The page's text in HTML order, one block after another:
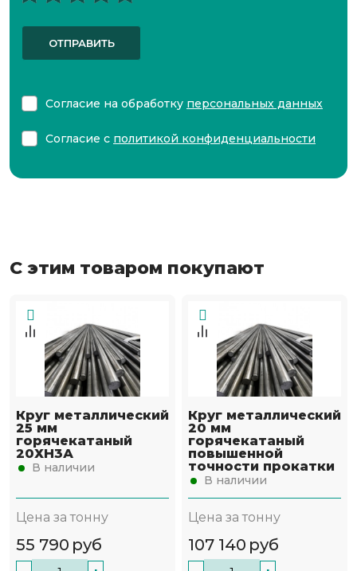
ОТПРАВИТЬ
Согласие на обработку персональных данных
Согласие с политикой конфиденциальности
С этим товаром покупают
Круг металлический
25 мм
горячекатаный
20ХН3А
В наличии
Цена за тонну
55 790 руб
Круг металлический
20 мм
горячекатаный
повышенной
точности прокатки
В наличии
Цена за тонну
107 140 руб